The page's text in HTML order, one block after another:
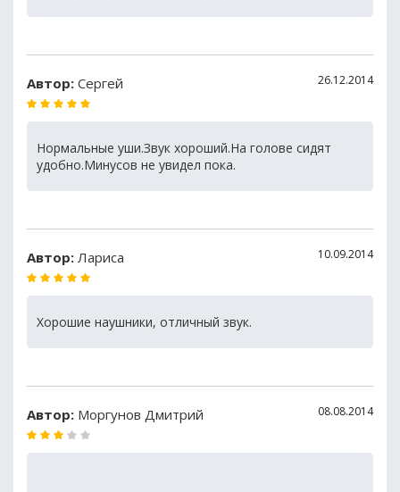
Автор: Сергей 26.12.2014
Нормальные уши.Звук хороший.На голове сидят
удобно.Минусов не увидел пока.
Автор: Лариса 10.09.2014
Хорошие наушники, отличный звук.
Автор: Моргунов Дмитрий 08.08.2014